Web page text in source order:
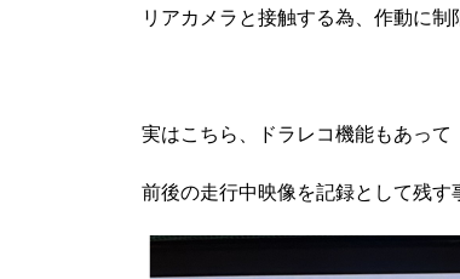
リアカメラと接触する為、作動に制
実はこちら、ドラレコ機能もあって
前後の走行中映像を記録として残す